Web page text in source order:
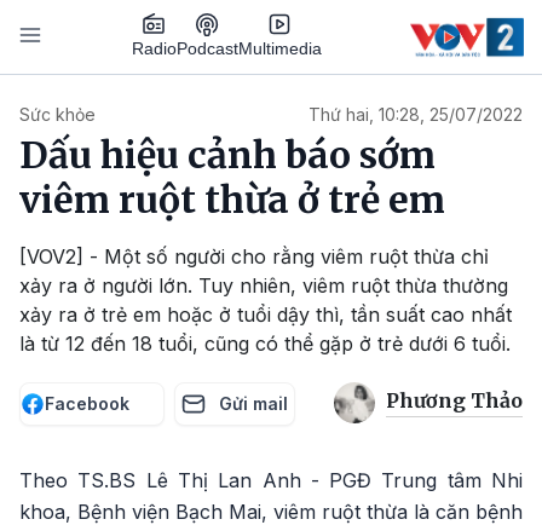
Nhảy đến nội dung
RadioPodcastMultimedia
Sức khỏe Thứ hai, 10:28, 25/07/2022
Dấu hiệu cảnh báo sớm
viêm ruột thừa ở trẻ em
[VOV2] - Một số người cho rằng viêm ruột thừa chỉ
xảy ra ở người lớn. Tuy nhiên, viêm ruột thừa thường
xảy ra ở trẻ em hoặc ở tuổi dậy thì, tần suất cao nhất
là từ 12 đến 18 tuổi, cũng có thể gặp ở trẻ dưới 6 tuổi.
Facebook Gửi mail Phương Thảo
Theo TS.BS Lê Thị Lan Anh - PGĐ Trung tâm Nhi
khoa, Bệnh viện Bạch Mai, viêm ruột thừa là căn bệnh